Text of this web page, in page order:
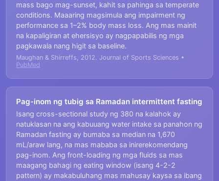
mass bago mag-sunset, kahit sa pahinga sa temperate
conditions. Maaaring magsimula ang impairment ng
performance sa 1–2% body mass loss. Ang mas mainit
na kapaligiran at ehersisyo ay nagpapabilis ng mga
pagkawala nang higit sa baseline.
Maughan & Shirreffs, 2012. Journal of Sports Sciences •
PubMed
Pag-inom ng tubig sa Ramadan intermittent fasting
Isang cross-sectional study ng 380 na kalahok ay
natuklasan na ang kabuuang water intake sa panahon ng
Ramadan fasting ay bumaba sa median na 1,670
mL/araw lang, na mas mababa sa inirerekomendang
pag-inom. Ang front-loading ng mga fluids sa mas
maagang bahagi ng eating window (isang 4-2-2
pattern) ay makabuluhang mas mahusay kaysa sa ibang